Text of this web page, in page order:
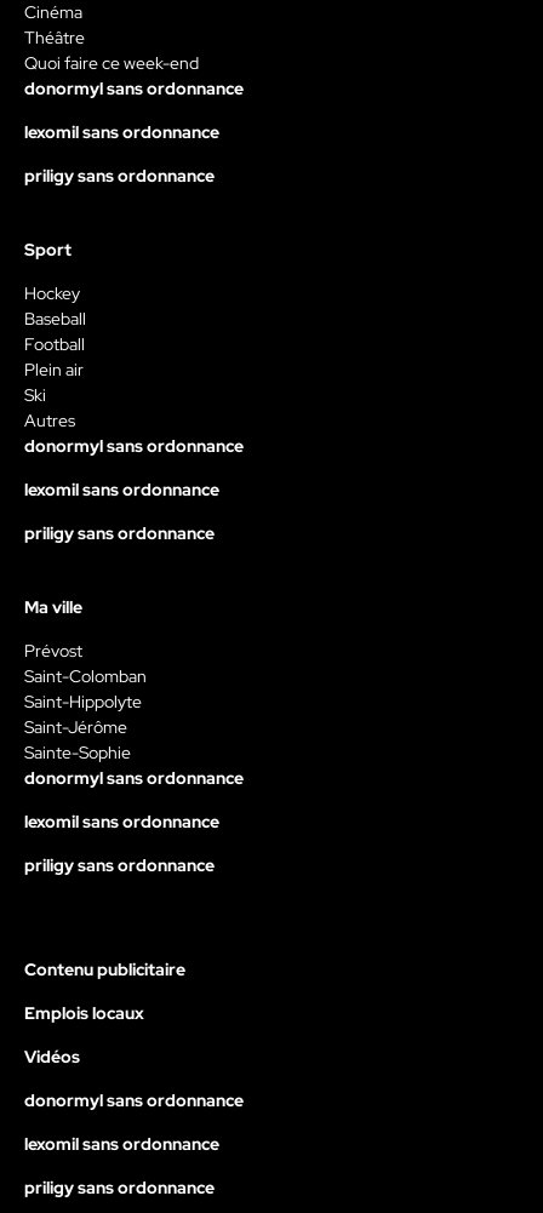
Cinéma
Théâtre
Quoi faire ce week-end
donormyl sans ordonnance
lexomil sans ordonnance
priligy sans ordonnance
Sport
Hockey
Baseball
Football
Plein air
Ski
Autres
donormyl sans ordonnance
lexomil sans ordonnance
priligy sans ordonnance
Ma ville
Prévost
Saint-Colomban
Saint-Hippolyte
Saint-Jérôme
Sainte-Sophie
donormyl sans ordonnance
lexomil sans ordonnance
priligy sans ordonnance
Contenu publicitaire
Emplois locaux
Vidéos
donormyl sans ordonnance
lexomil sans ordonnance
priligy sans ordonnance